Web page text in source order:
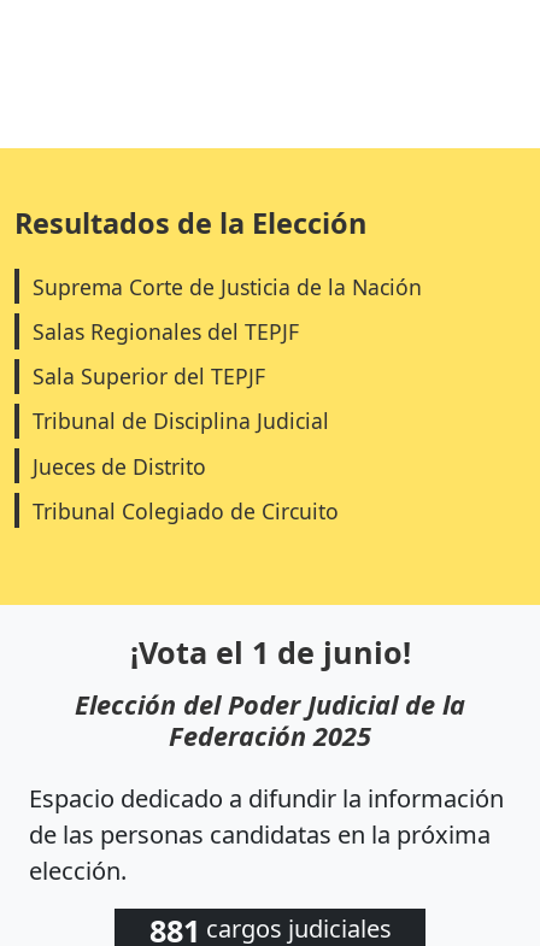
Resultados de la Elección
Suprema Corte de Justicia de la Nación
Salas Regionales del TEPJF
Sala Superior del TEPJF
Tribunal de Disciplina Judicial
Jueces de Distrito
Tribunal Colegiado de Circuito
¡Vota el 1 de junio!
Elección del Poder Judicial de la
Federación 2025
Espacio dedicado a difundir la información
de las personas candidatas en la próxima
elección.
881 cargos judiciales